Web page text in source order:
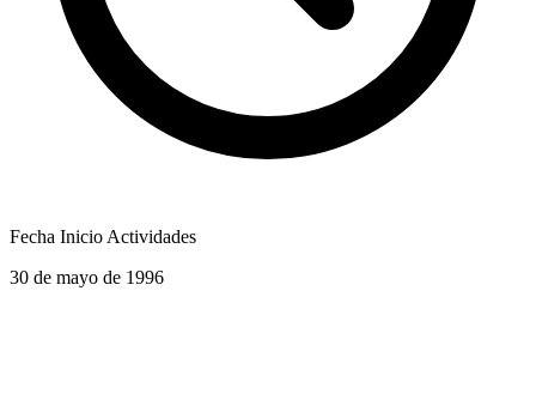
Fecha Inicio Actividades
30 de mayo de 1996